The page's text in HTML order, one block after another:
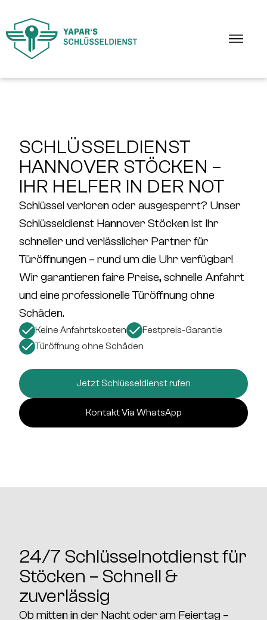
SCHLÜSSELDIENST
HANNOVER STÖCKEN –
IHR HELFER IN DER NOT
Schlüssel verloren oder ausgesperrt? Unser
Schlüsseldienst Hannover Stöckenist Ihr
schneller und verlässlicher Partner für
Türöffnungen – rund um die Uhr verfügbar!
Wir garantierenfaire Preise, schnelle Anfahrt
und eine professionelle Türöffnungohne
Schäden.
Keine Anfahrtskosten
Festpreis-Garantie
Türöffnung ohne Schäden
Jetzt Schlüsseldienst rufen
Kontakt Via WhatsApp
24/7 Schlüsselnotdienst für
Stöcken – Schnell &
zuverlässig
Ob mitten in der Nacht oder am Feiertag –